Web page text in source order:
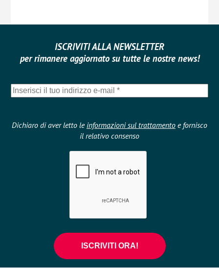
ISCRIVITI ALLA NEWSLETTER
per rimanere aggiornato su tutte le nostre news!
Dichiaro di aver letto le informazioni sul trattamento e fornisco
il relativo consenso